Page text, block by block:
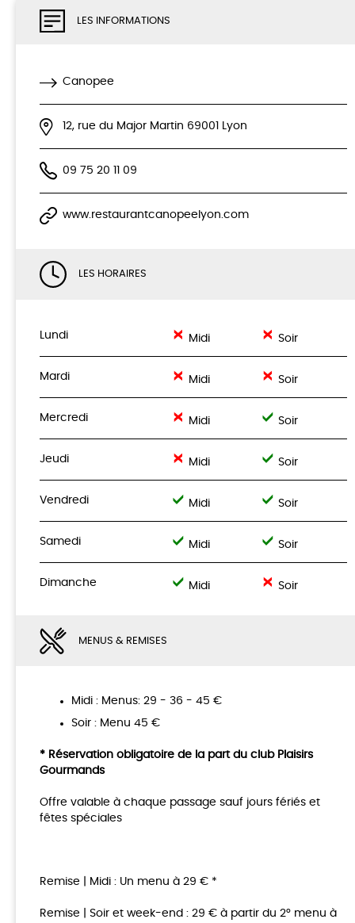
LES INFORMATIONS
Canopee
12, rue du Major Martin 69001 Lyon
09 75 20 11 09
www.restaurantcanopeelyon.com
LES HORAIRES
Lundi Midi Soir
Mardi Midi Soir
Mercredi Midi Soir
Jeudi Midi Soir
Vendredi Midi Soir
Samedi Midi Soir
Dimanche Midi Soir
MENUS & REMISES
Midi : Menus: 29 - 36 - 45 €
Soir : Menu 45 €
* Réservation obligatoire de la part du club Plaisirs
Gourmands
Offre valable à chaque passage sauf jours fériés et
fêtes spéciales
Remise | Midi : Un menu à 29 € *
Remise | Soir et week-end : 29 € à partir du 2° menu à